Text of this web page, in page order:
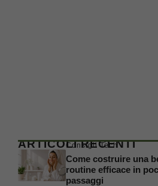
ARTICOLI RECENTI
Consigli Tech
Come costruire una
routine efficace in
passaggi